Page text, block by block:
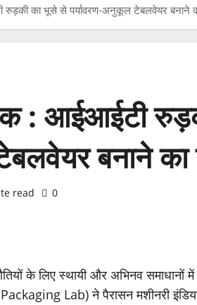
का भूसे से पर्यावरण-अनुकूल टेबलवेयर बनाने
: आईआईटी
बनाने का
read 0
के लिए स्थायी और अभिनव समाधानों
Lab) ने पैरासन मशीनरी